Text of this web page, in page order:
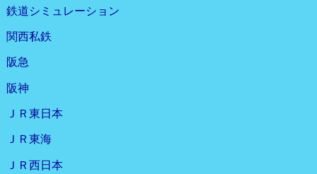
鉄道シミュレーション
関西私鉄
阪急
阪神
ＪＲ東日本
ＪＲ東海
ＪＲ西日本